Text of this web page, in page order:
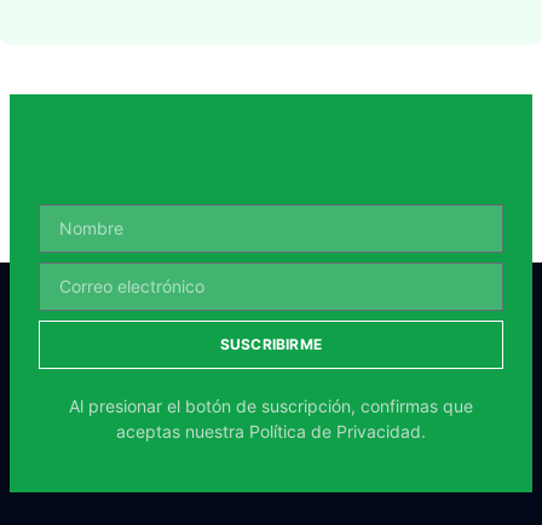
SUSCRIBIRME
Al presionar el botón de suscripción, confirmas que
aceptas nuestra Política de Privacidad.